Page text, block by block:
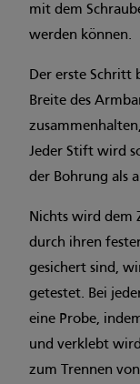
mit dem
werden können.
Der erste Schritt
Breite des
Jeder Stift wird
der Bohrung als
Nichts wird dem
durch ihren
gesichert sind,
getestet. Bei
eine Probe,
und verklebt
zum Trennen